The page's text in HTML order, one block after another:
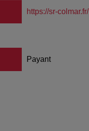
https://sr-colmar.fr/
Payant